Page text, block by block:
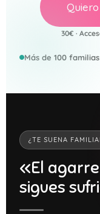
30€ ·
Más de 100
¿TE SUENA
«El
sigues